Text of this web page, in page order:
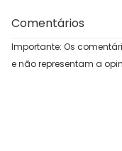
Comentários
Importante: Os
e não representam a